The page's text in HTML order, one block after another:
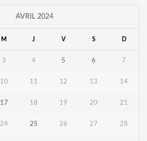
AVRIL 2024
M J V S D
3 4 5 6 7
10 11 12 13 14
17 18 19 20 21
24 25 26 27 28